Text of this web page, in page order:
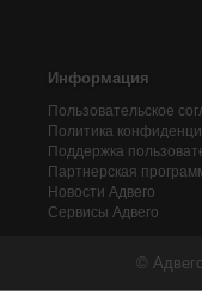
Информация
Пользовательское
Политика
Поддержка
Партнерская
Новости Адвего
Сервисы Адвего
©